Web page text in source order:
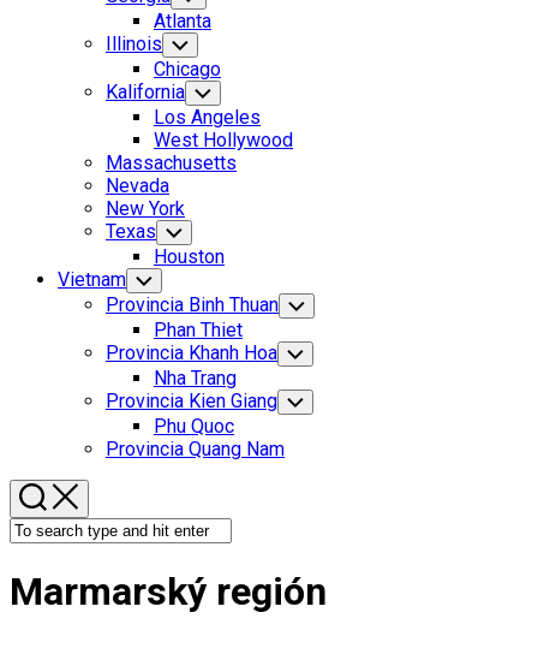
Child
Menu
Atlanta
Illinois Toggle
Child
Menu
Chicago
Kalifornia Toggle
Child
Menu
Los Angeles
West Hollywood
Massachusetts
Nevada
New York
Texas Toggle
Child
Menu
Houston
Vietnam Toggle
Child
Menu
Provincia Binh Thuan Toggle
Child
Menu
Phan Thiet
Provincia Khanh Hoa Toggle
Child
Menu
Nha Trang
Provincia Kien Giang Toggle
Child
Phu Quoc
Provincia Quang Nam
Marmarský región